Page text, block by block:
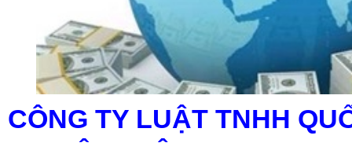
CÔNG TY LUẬT TNHH